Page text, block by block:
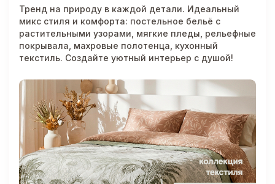
Тренд на природу в каждой детали. Идеальный
микс стиля и комфорта: постельное бельё с
растительными узорами, мягкие пледы, рельефные
покрывала, махровые полотенца, кухонный
текстиль. Создайте уютный интерьер с душой!